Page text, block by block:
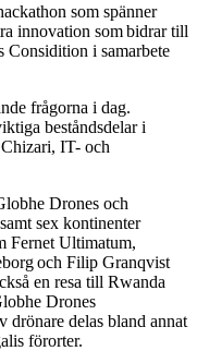
som spänner
innovation som bidrar till
Considition i samarbete
frågorna i dag.
beståndsdelar i
IT- och
Drones och
sex kontinenter
Fernet Ultimatum,
och Filip Granqvist
en resa till Rwanda
Drones
drönare delas bland annat
förorter.